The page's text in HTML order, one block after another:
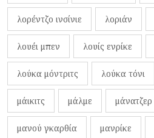
λορέντζο ινσίνιε λοριάν
λουέι μπεν λουίς ενρίκε
λούκα μόντριτς λούκα τόνι
μάικιτς μάλμε μάνατζερ
μανού γκαρθία μανρίκε